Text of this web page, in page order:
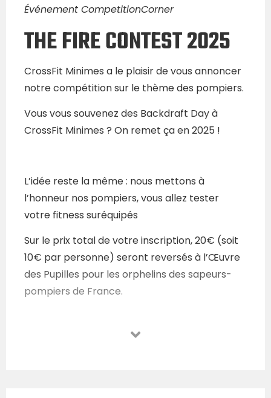
Événement CompetitionCorner
THE FIRE CONTEST 2025
CrossFit Minimes a le plaisir de vous annoncer
notre compétition sur le thème des pompiers.
Vous vous souvenez des Backdraft Day à
CrossFit Minimes ? On remet ça en 2025 !
L’idée reste la même : nous mettons à
l’honneur nos pompiers, vous allez tester
votre fitness suréquipés
Sur le prix total de votre inscription, 20€ (soit
10€ par personne) seront reversés à l’Œuvre
des Pupilles pour les orphelins des sapeurs-
pompiers de France.